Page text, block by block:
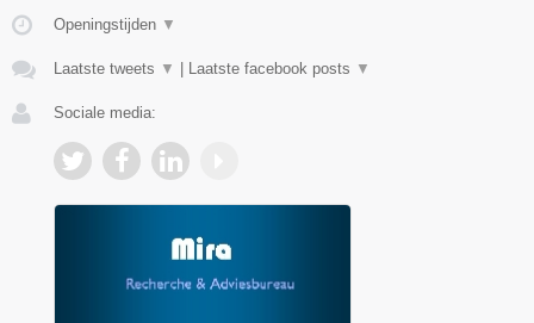
Openingstijden ▼
Laatste tweets ▼ Laatste facebook posts ▼
Sociale media: